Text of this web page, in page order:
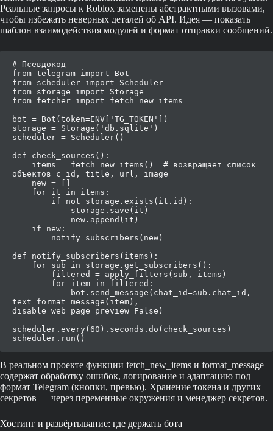
Реальные запросы к Roblox заменены абстрактными вызовами,
чтобы избежать неверных деталей об API. Идея — показать
шаблон взаимодействия модулей и формат отправки сообщений.
# Псевдокод
from telegram import Bot
from scheduler import Scheduler
from storage import Storage
from fetcher import fetch_new_items
bot = Bot(token=ENV['TG_TOKEN'])
storage = Storage('db.sqlite')
scheduler = Scheduler()
def check_sources():
объектов с id, title, url, image
def notify_subscribers(items):
text=format_message(item),
disable_web_page_preview=False)
scheduler.every(60).seconds.do(check_sources)
В реальном проекте функции fetch_new_items и format_message
содержат обработку ошибок, логирование и адаптацию под
формат Telegram (кнопки, превью). Хранение токена и других
секретов — через переменные окружения и менеджер секретов.
Хостинг и развёртывание: где держать бота